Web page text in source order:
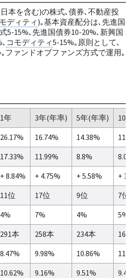
本を含む)の株式､債券､不動産投
ディティ)｡基本資産配分は､先進国
5-15%､先進国債券10-20%､新興国
コモディティ5-15%｡原則として､
ファンドオブファンズ方式で運用｡
1年 3年(年率) 5年(年率)
10
26.17% 16.74% 14.38%
17.33% 11.99% 8.8%
+ 8.84% + 4.75% + 5.58%
+
11位 17位 9位
7位
4% 7% 4%
5%
291本 258本 234本
165
8.47% 9.98% 10.86%
10.62% 9.16% 9.51%